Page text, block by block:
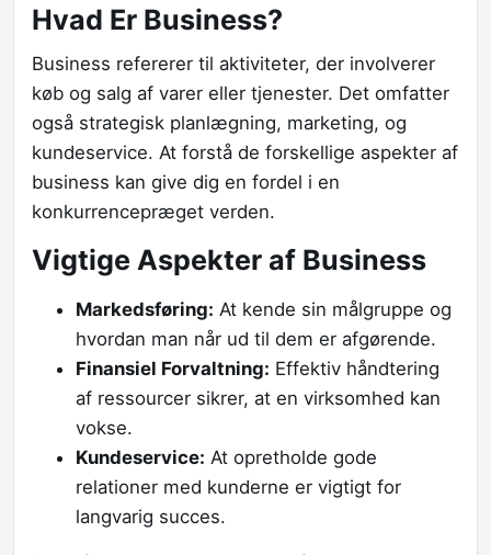
Hvad Er Business?
Business refererer til aktiviteter, der involverer
køb og salg af varer eller tjenester. Det omfatter
også strategisk planlægning, marketing, og
kundeservice. At forstå de forskellige aspekter af
business kan give dig en fordel i en
konkurrencepræget verden.
Vigtige Aspekter af Business
Markedsføring: At kende sin målgruppe og
hvordan man når ud til dem er afgørende.
Finansiel Forvaltning: Effektiv håndtering
af ressourcer sikrer, at en virksomhed kan
vokse.
Kundeservice: At opretholde gode
relationer med kunderne er vigtigt for
langvarig succes.